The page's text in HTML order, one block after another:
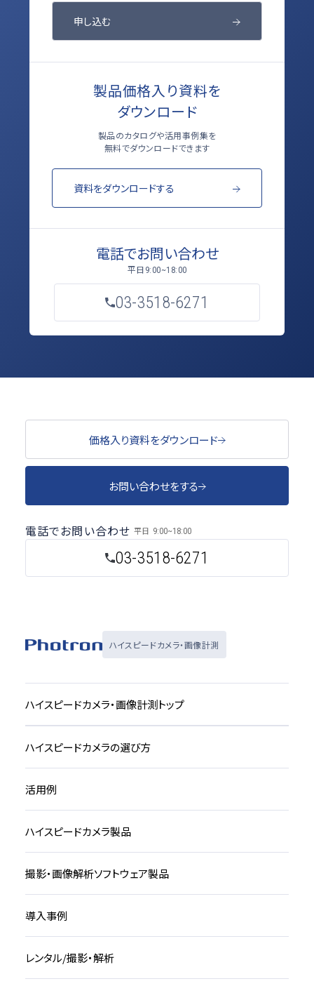
申し込む
製品価格入り資料を
ダウンロード
製品のカタログや活用事例集を
無料でダウンロードできます
資料をダウンロードする
電話でお問い合わせ
平日 9:00~18:00
03-3518-6271
価格入り資料をダウンロード
お問い合わせをする
03-3518-6271
電話でお問い合わせ 平日 9:00~18:00
ハイスピードカメラ・画像計測
ハイスピードカメラ・画像計測トップ
ハイスピードカメラの選び方
活用例
ハイスピードカメラ製品
撮影・画像解析ソフトウェア製品
導入事例
レンタル/撮影・解析